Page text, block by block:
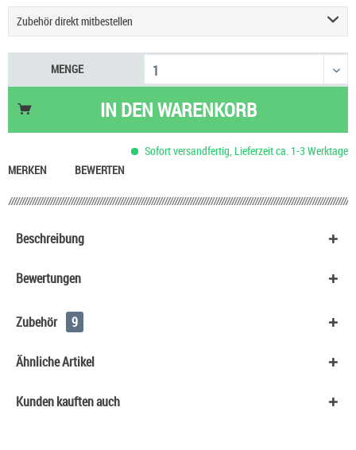
Zubehör direkt mitbestellen
Nikotin Shot 20 mg/ml UltraBio
6,50 €
Nikotinsalz Shot UltraBio 20 mg/ml
6,90 €
Basis Liquid VPG (50/50) SC - 100 ml
1,90 €
MENGE
IN DENWARENKORB
Sofort versandfertig, Lieferzeit ca. 1-3 Werktage
MERKEN
BEWERTEN
Beschreibung
Bewertungen
Zubehör 9
Ähnliche Artikel
Kunden kauften auch